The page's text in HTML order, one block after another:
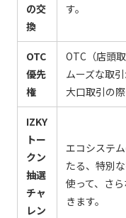
の交
換
す。
OTC
優先
権
OTC（店頭
ムーズな取
大口取引の
IZKY
トー
クン
抽選
チャ
レン
エコシステ
たる、特別
使って、さ
きます。